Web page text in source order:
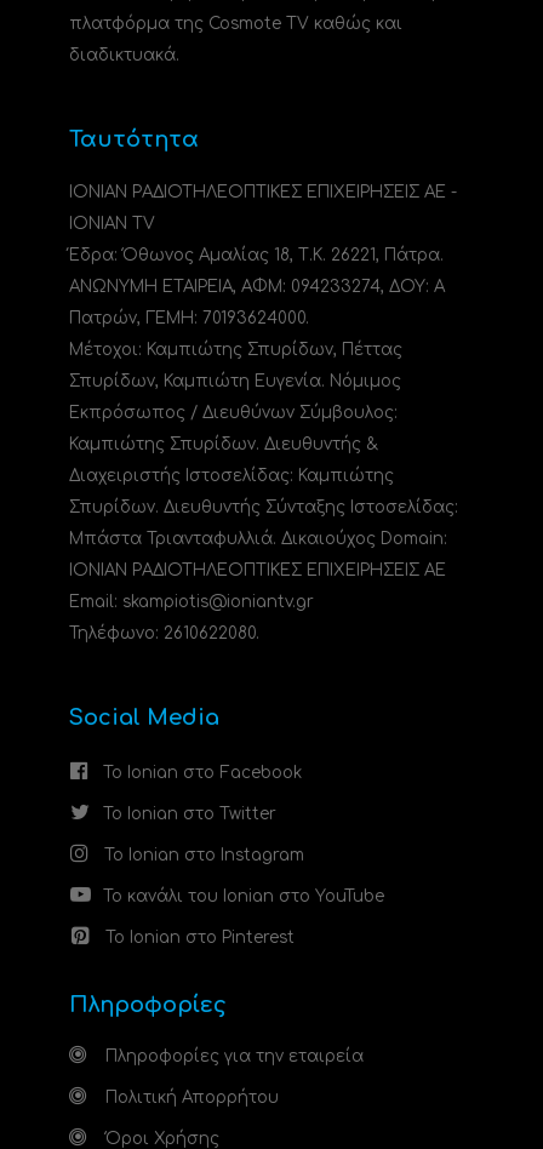
πλατφόρμα της Cosmote TV καθώς και
διαδικτυακά.
Ταυτότητα
ΙΟΝΙΑΝ ΡΑΔΙΟΤΗΛΕΟΠΤΙΚΕΣ ΕΠΙΧΕΙΡΗΣΕΙΣ ΑΕ -
IONIAN TV
Έδρα: Όθωνος Αμαλίας 18, Τ.Κ. 26221, Πάτρα.
ΑΝΩΝΥΜΗ ΕΤΑΙΡΕΙΑ, ΑΦΜ: 094233274, ΔΟΥ: A
Πατρών, ΓΕΜΗ: 70193624000.
Μέτοχοι: Καμπιώτης Σπυρίδων, Πέττας
Σπυρίδων, Καμπιώτη Ευγενία. Νόμιμος
Εκπρόσωπος / Διευθύνων Σύμβουλος:
Καμπιώτης Σπυρίδων. Διευθυντής &
Διαχειριστής Ιστοσελίδας: Καμπιώτης
Σπυρίδων. Διευθυντής Σύνταξης Ιστοσελίδας:
Μπάστα Τριανταφυλλιά. Δικαιούχος Domain:
ΙΟΝΙΑΝ ΡΑΔΙΟΤΗΛΕΟΠΤΙΚΕΣ ΕΠΙΧΕΙΡΗΣΕΙΣ ΑΕ
Email: skampiotis@ioniantv.gr
Τηλέφωνο: 2610622080.
Social Media
Το Ionian στο Facebook
Το Ionian στο Twitter
Το Ionian στο Instagram
Το κανάλι του Ionian στο YouTube
Το Ionian στο Pinterest
Πληροφορίες
Πληροφορίες για την εταιρεία
Πολιτική Απορρήτου
Όροι Χρήσης